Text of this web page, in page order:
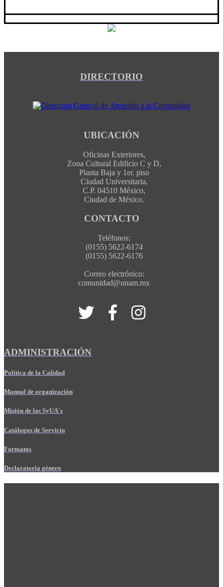
DIRECTORIO
UBICACIÓN
Oficinas Exteriores,
Zona Cultural Edificio C y D,
Planta Baja y 1er. piso
Ciudad Universitaria,
C.P. 04510 México,
Ciudad de México.
CONTACTO
Teléfonos:
(0155) 5622-6174
(0155) 5622-6176
Correo electrónico:
comunidad@unam.mx
ADMINISTRACIÓN
Política de la Calidad
Manual de organización
Misión de las SyUA's
Catálogos de Servicio
Formatos
Declaratoria género